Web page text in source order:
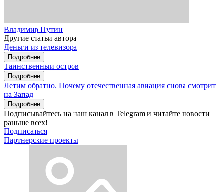
Владимир Путин
Другие статьи автора
Деньги из телевизора
Подробнее
Таинственный остров
Подробнее
Летим обратно. Почему отечественная авиация снова смотрит
на Запад
Подробнее
Подписывайтесь на наш канал в Telegram и читайте новости
раньше всех!
Подписаться
Партнерские проекты